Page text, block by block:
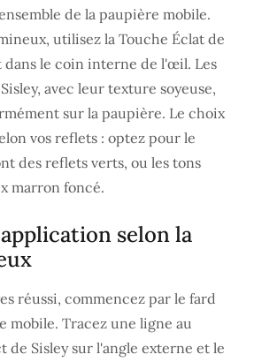
de la paupière mobile.
utilisez la Touche Éclat de
dans le coin interne de l'œil. Les
avec leur texture soyeuse,
sur la paupière. Le choix
vos reflets : optez pour le
des reflets verts, ou les tons
marron foncé.
selon la
réussi, commencez par le fard
mobile. Tracez une ligne au
de Sisley sur l'angle externe et le